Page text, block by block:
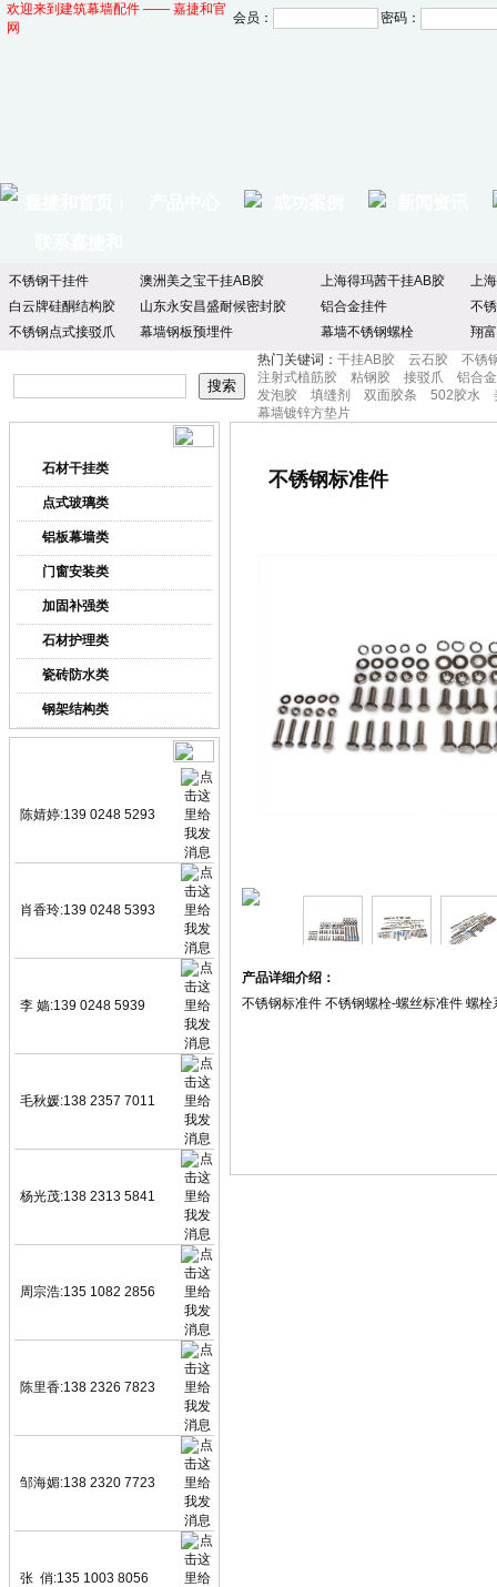
欢迎来到建筑幕墙配件 —— 嘉捷和官
网
会员： 密码：
不锈钢干挂件 澳洲美之宝干挂AB胶 上海得玛茜干挂AB胶
上
白云牌硅酮结构胶
山东永安昌盛耐候密封胶 铝合金挂件
不
不锈钢点式接驳爪
幕墙钢板预埋件 幕墙不锈钢螺栓
翔
热门关键词： 干挂AB胶 云石胶
不锈
注射式植筋胶
粘钢胶 接驳爪
铝合
发泡胶
填缝剂 双面胶条 502胶水
幕墙镀锌方垫片
石材干挂类
点式玻璃类
铝板幕墙类
门窗安装类
加固补强类
石材护理类
瓷砖防水类
钢架结构类
陈婧婷:139 0248 5293
肖香玲:139 0248 5393
李 嫱:139 0248 5939
毛秋媛:138 2357 7011
杨光茂:138 2313 5841
周宗浩:135 1082 2856
陈里香:138 2326 7823
邹海媚:138 2320 7723
张 俏:135 1003 8056
不锈钢标准件
产品详细介绍：
不锈钢标准件 不锈钢螺栓-螺丝标准件 螺